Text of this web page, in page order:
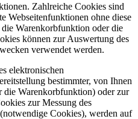
Zahlreiche Cookies sind
Webseitenfunktionen ohne diese
Warenkorbfunktion oder die
können zur Auswertung des
verwendet werden.
elektronischen
bestimmter, von Ihnen
Warenkorbfunktion) oder zur
zur Messung des
Cookies), werden auf